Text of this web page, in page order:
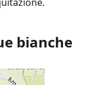
bianche